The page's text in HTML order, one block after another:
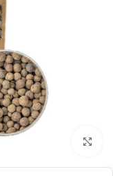
بزرگنمایی